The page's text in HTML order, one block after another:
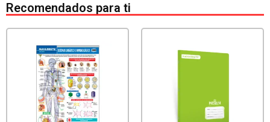
Recomendados para ti